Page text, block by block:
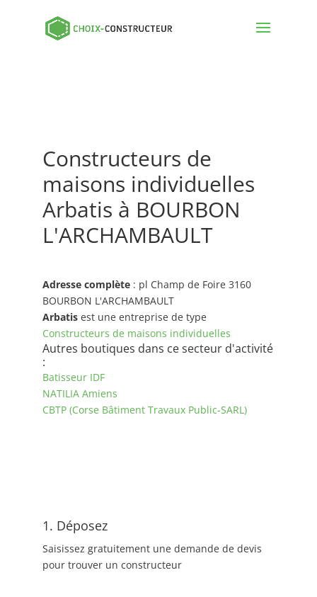
Constructeurs de
maisons individuelles
Arbatis à BOURBON
L'ARCHAMBAULT
Adresse complète: pl Champ de Foire 3160
BOURBON L'ARCHAMBAULT
Arbatisest une entreprise de type
Constructeurs de maisons individuelles
Autres boutiques dans ce secteur d'activité
:
Batisseur IDF
NATILIA Amiens
CBTP (Corse Bâtiment Travaux Public-SARL)
1. Déposez
Saisissez gratuitement une demande de devis
pour trouver un constructeur